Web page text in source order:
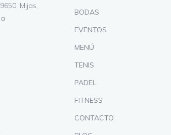
Mijas,
BODAS
EVENTOS
MENÚ
TENIS
PADEL
FITNESS
CONTACTO